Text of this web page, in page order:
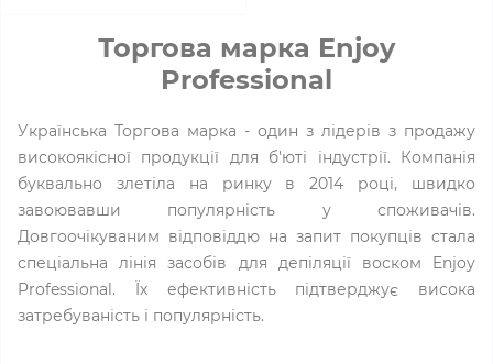
Торгова марка Enjoy
Professional
Українська Торгова марка - один з лідерів з продажу
високоякісної продукції для б'юті індустрії. Компанія
буквально злетіла на ринку в 2014 році, швидко
завоювавши популярність у споживачів.
Довгоочікуваним відповіддю на запит покупців стала
спеціальна лінія засобів для депіляції воском Enjoy
Professional. Їх ефективність підтверджує висока
затребуваність і популярність.